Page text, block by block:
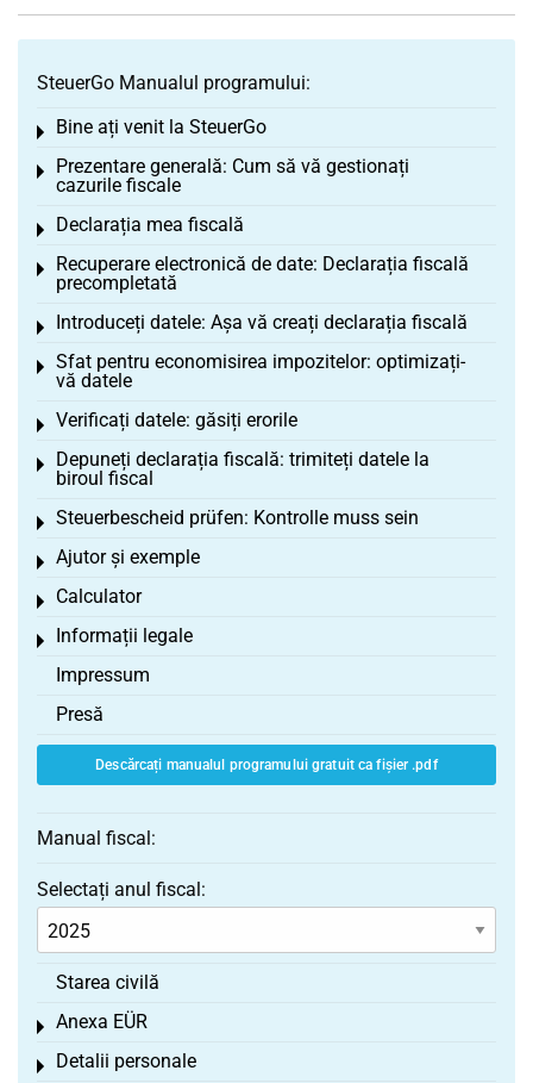
SteuerGo Manualul programului:
Bine ați venit la SteuerGo
Toggle menu
Prezentare generală: Cum să vă gestionați
cazurile fiscale
Toggle menu
Declarația mea fiscală
Toggle menu
Recuperare electronică de date: Declarația fiscală
precompletată
Toggle menu
Introduceți datele: Așa vă creați declarația fiscală
Toggle menu
Sfat pentru economisirea impozitelor: optimizați-
vă datele
Toggle menu
Verificați datele: găsiți erorile
Toggle menu
Depuneți declarația fiscală: trimiteți datele la
biroul fiscal
Toggle menu
Steuerbescheid prüfen: Kontrolle muss sein
Toggle menu
Ajutor și exemple
Toggle menu
Calculator
Toggle menu
Informații legale
Toggle menu
Impressum
Presă
Descărcați manualul programului gratuit ca fișier .pdf
Manual fiscal:
Selectați anul fiscal:
Starea civilă
Anexa EÜR
Toggle menu
Detalii personale
Toggle menu